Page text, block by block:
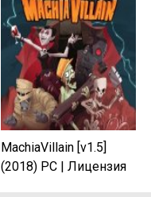
MachiaVillain [v1.5]
(2018) PC | Лицензия